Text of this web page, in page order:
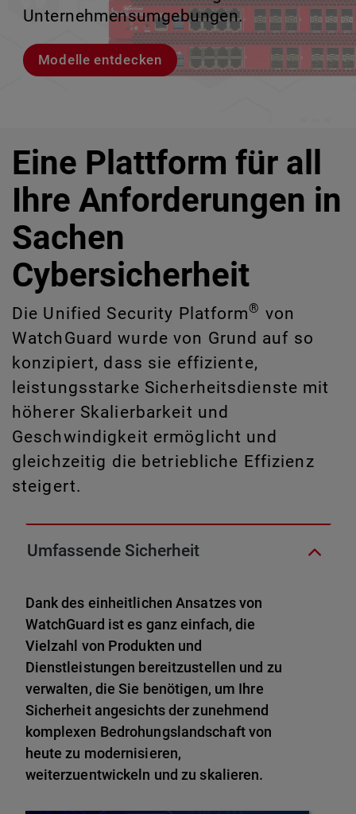
Unternehmensumgebungen.
Modelle entdecken
IT-Risiken zu identifizieren, die manuell
schwer erkennbar sind.
CloudDR entdecken
zu verlieren.
Lernen Sie Rai kennen
ermöglicht.
Lernen Sie WatchGuard EDR kennen
Eine Plattform für all
Ihre Anforderungen in
Sachen
Cybersicherheit
Die Unified Security Platform® von
WatchGuard wurde von Grund auf so
konzipiert, dass sie effiziente,
leistungsstarke Sicherheitsdienste mit
höherer Skalierbarkeit und
Geschwindigkeit ermöglicht und
gleichzeitig die betriebliche Effizienz
steigert.
Umfassende Sicherheit
Dank des einheitlichen Ansatzes von
WatchGuard ist es ganz einfach, die
Vielzahl von Produkten und
Dienstleistungen bereitzustellen und zu
verwalten, die Sie benötigen, um Ihre
Sicherheit angesichts der zunehmend
komplexen Bedrohungslandschaft von
heute zu modernisieren,
weiterzuentwickeln und zu skalieren.